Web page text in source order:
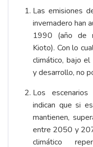
Las emisiones
invernadero han
1990 (año de
Kioto). Con lo
climático, bajo
y desarrollo, no
Los
indican que si
mantienen,
entre 2050 y
climático